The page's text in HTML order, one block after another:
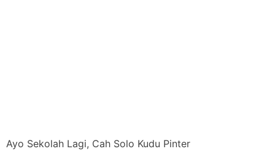
Ayo Sekolah Lagi, Cah Solo Kudu Pinter